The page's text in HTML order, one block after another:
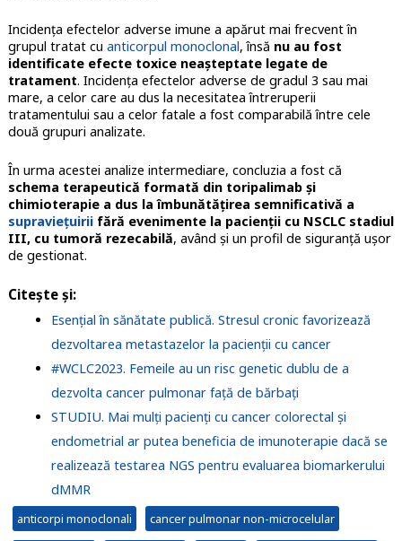
Incidența efectelor adverse imune a apărut mai frecvent în
grupul tratat cu anticorpul monoclonal, însă nu au fost
identificate efecte toxice neașteptate legate de
tratament. Incidența efectelor adverse de gradul 3 sau mai
mare, a celor care au dus la necesitatea întreruperii
tratamentului sau a celor fatale a fost comparabilă între cele
două grupuri analizate.
În urma acestei analize intermediare, concluzia a fost că
schema terapeutică formată din toripalimab și
chimioterapie a dus la îmbunătățirea semnificativă a
supraviețuiriifără evenimente la pacienții cu NSCLC stadiul
III, cu tumoră rezecabilă, având și un profil de siguranță ușor
de gestionat.
Citește și:
Esențial în sănătate publică. Stresul cronic favorizează
dezvoltarea metastazelor la pacienții cu cancer
#WCLC2023. Femeile au un risc genetic dublu de a
dezvolta cancer pulmonar față de bărbați
STUDIU. Mai mulți pacienți cu cancer colorectal și
endometrial ar putea beneficia de imunoterapie dacă se
realizează testarea NGS pentru evaluarea biomarkerului
dMMR
anticorpi monoclonali cancer pulmonar non-microcelular